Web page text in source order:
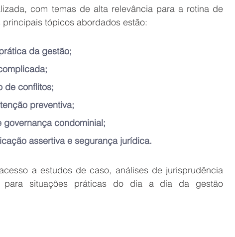
com temas de alta relevância para a rotina de
tópicos abordados estão:
da gestão;
de conflitos;
preventiva;
condominial;
assertiva e segurança jurídica.
a estudos de caso, análises de jurisprudência
para situações práticas do dia a dia da gestão